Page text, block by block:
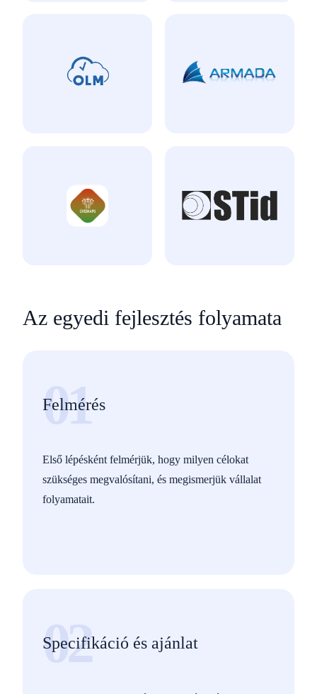
Az egyedi fejlesztés folyamata
01
Felmérés
Első lépésként felmérjük, hogy milyen célokat
szükséges megvalósítani, és megismerjük vállalat
folyamatait.
02
Specifikáció és ajánlat